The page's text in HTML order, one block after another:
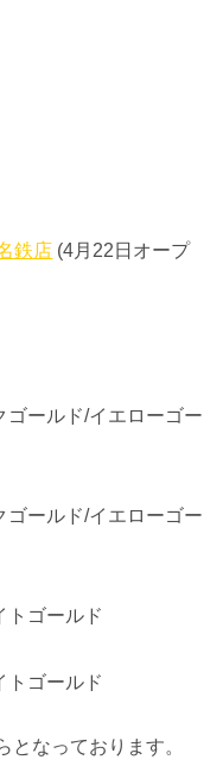
鉄店 (4月22日オープ
ールド/イエローゴー
ールド/イエローゴー
ゴールド
ゴールド
なっております。